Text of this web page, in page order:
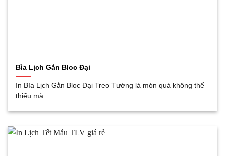
Bìa Lịch Gắn Bloc Đại
In Bìa Lịch Gắn Bloc Đại Treo Tường là món quà không thể
thiếu mà